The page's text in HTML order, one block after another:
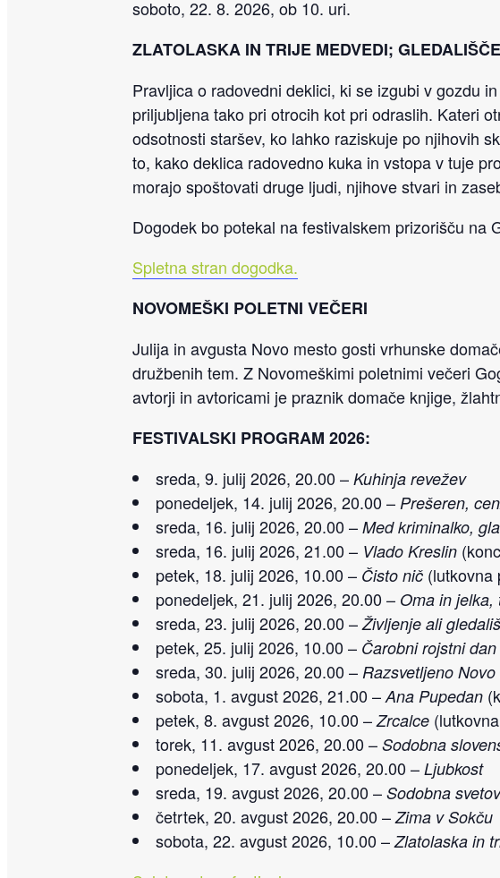
soboto, 22. 8. 2026, ob 10. uri.
ZLATOLASKA IN TRIJE MEDVEDI;
Pravljica o radovedni deklici, ki se izgubi v gozdu
priljubljena tako pri otrocih kot pri odraslih. Kateri
odsotnosti staršev, ko lahko raziskuje po njihovih
to, kako deklica radovedno kuka in vstopa v tuje
morajo spoštovati druge ljudi, njihove stvari in
Dogodek bo potekal na festivalskem prizorišču na
Spletna stran dogodka.
NOVOMEŠKI POLETNI VEČERI
Julija in avgusta Novo mesto gosti vrhunske
družbenih tem. Z Novomeškimi poletnimi večeri
avtorji in avtoricami je praznik domače knjige,
FESTIVALSKI PROGRAM 2026:
sreda, 9. julij 2026, 20.00 – Kuhinja revežev
ponedeljek, 14. julij 2026, 20.00 – Prešeren,
sreda, 16. julij 2026, 20.00 – Med kriminalko,
sreda, 16. julij 2026, 21.00 – Vlado Kreslin
petek, 18. julij 2026, 10.00 – Čisto nič (lutkovna
ponedeljek, 21. julij 2026, 20.00 – Oma in jelka,
sreda, 23. julij 2026, 20.00 – Življenje ali
petek, 25. julij 2026, 10.00 – Čarobni rojstni dan
sreda, 30. julij 2026, 20.00 – Razsvetljeno
sobota, 1. avgust 2026, 21.00 – Ana Pupedan
petek, 8. avgust 2026, 10.00 – Zrcalce
torek, 11. avgust 2026, 20.00 – Sodobna
ponedeljek, 17. avgust 2026, 20.00 – Ljubkost
sreda, 19. avgust 2026, 20.00 – Sodobna
četrtek, 20. avgust 2026, 20.00 – Zima v Sokču
sobota, 22. avgust 2026, 10.00 – Zlatolaska in